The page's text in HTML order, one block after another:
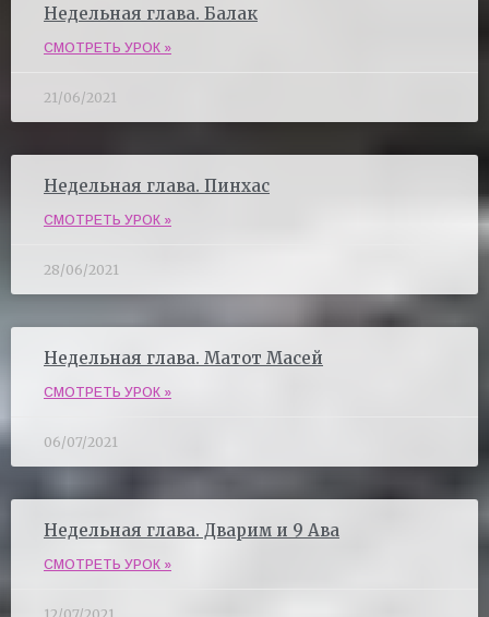
Недельная глава. Балак
СМОТРЕТЬ УРОК »
21/06/2021
Недельная глава. Пинхас
СМОТРЕТЬ УРОК »
28/06/2021
Недельная глава. Матот Масей
СМОТРЕТЬ УРОК »
06/07/2021
Недельная глава. Дварим и 9 Ава
СМОТРЕТЬ УРОК »